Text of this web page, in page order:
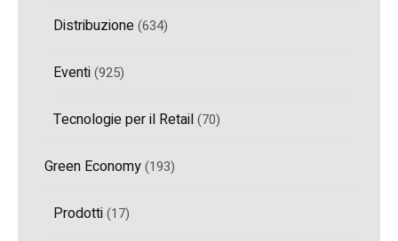
Distribuzione(634)
Eventi(925)
Tecnologie per il Retail(70)
Green Economy(193)
Prodotti(17)